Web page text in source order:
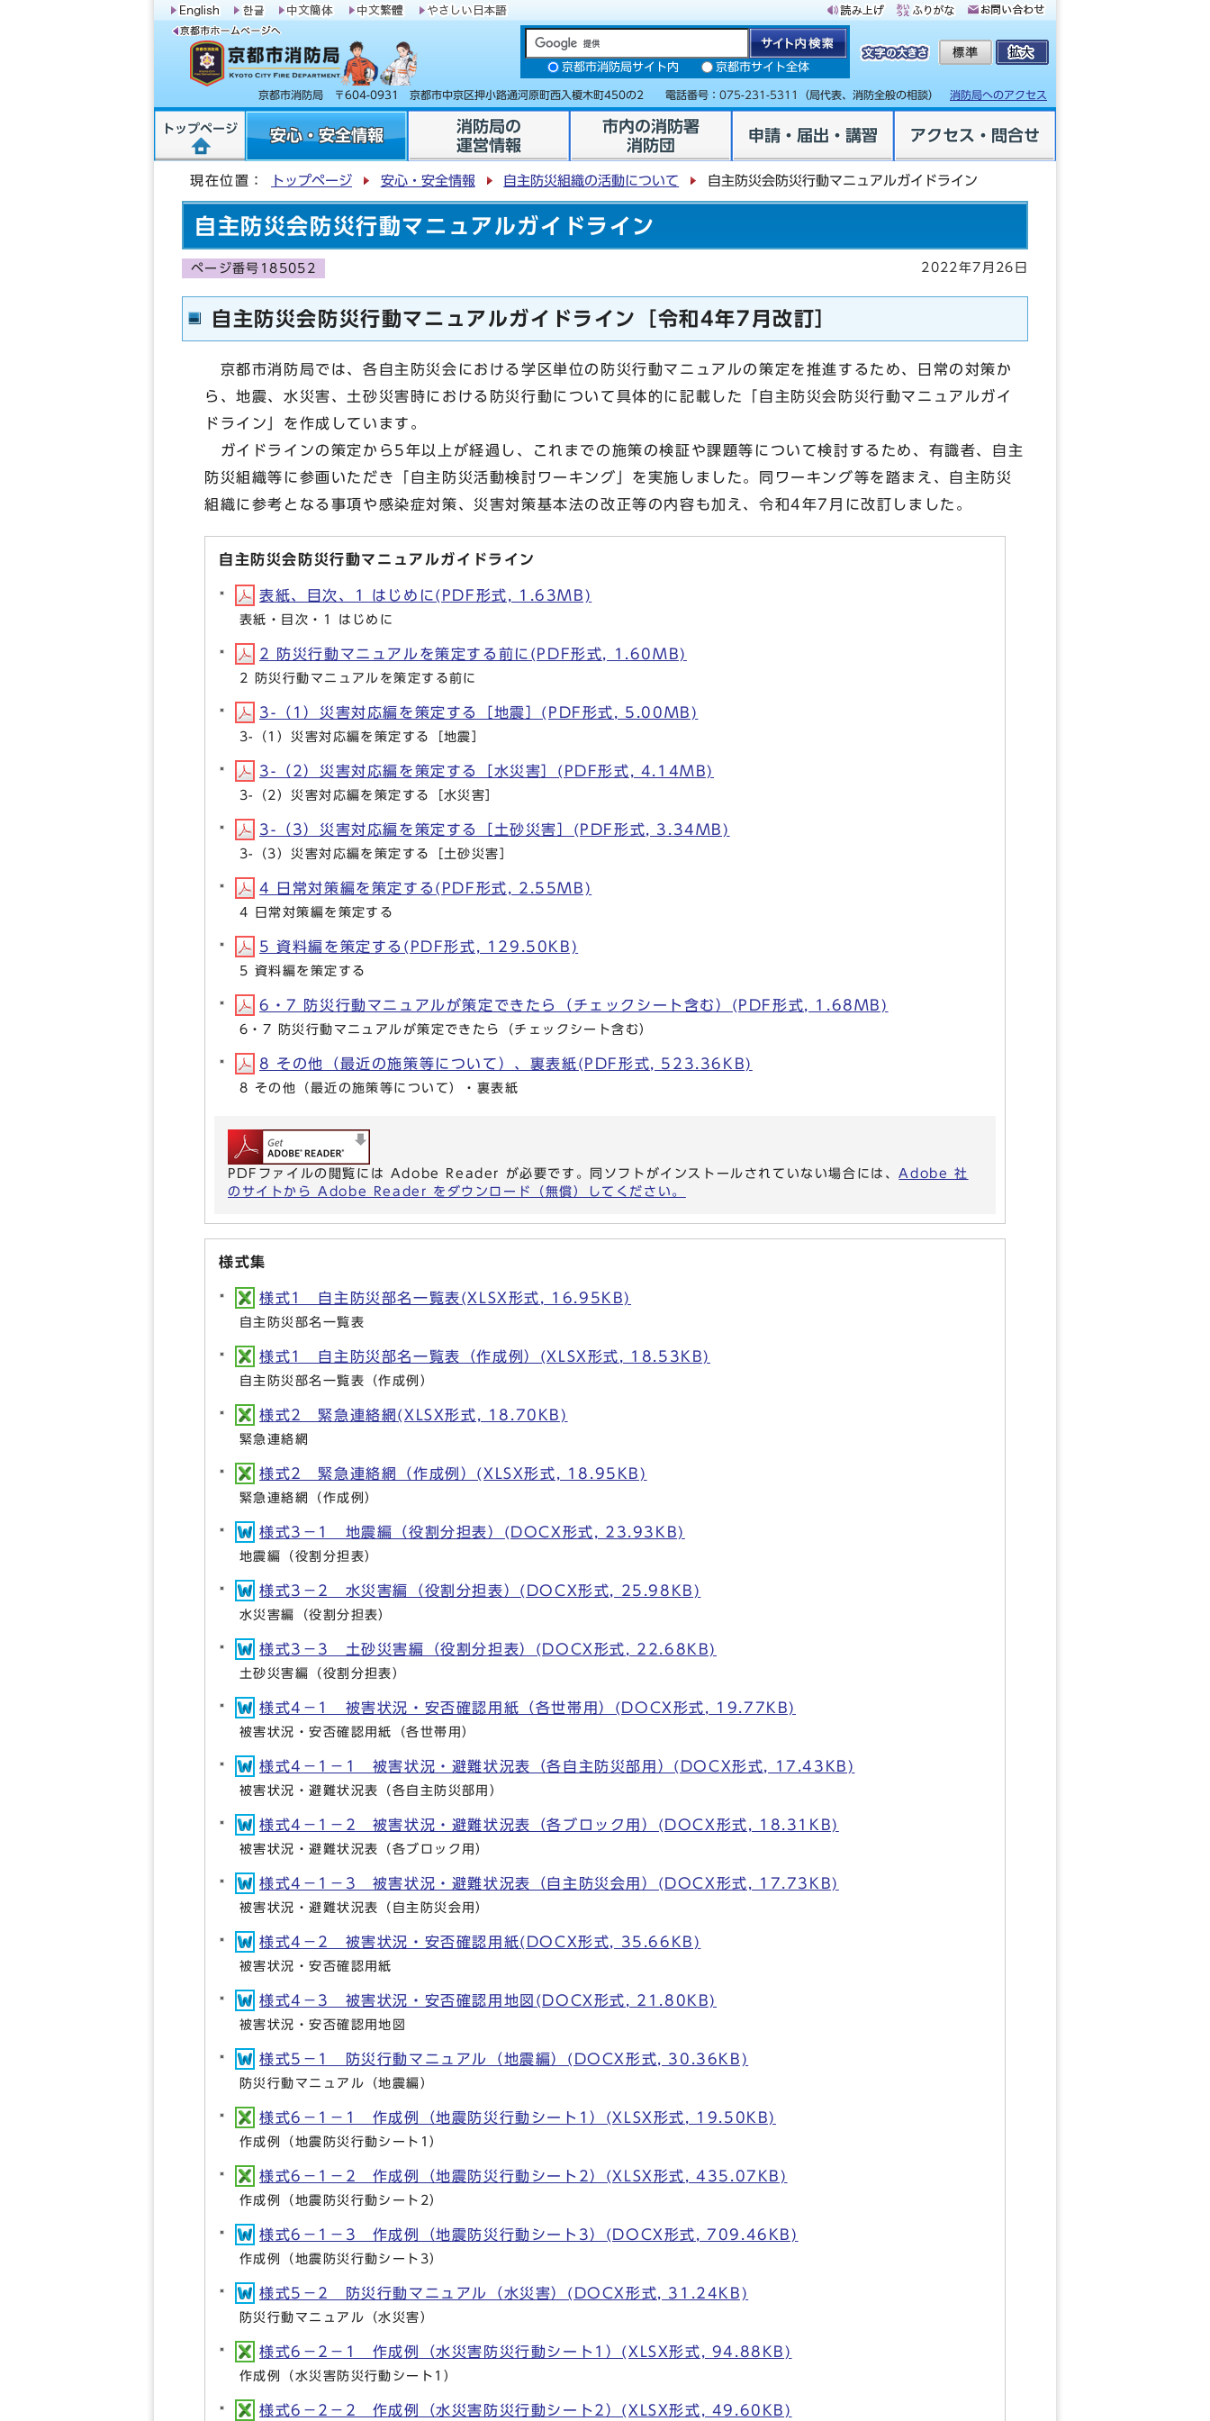
京都市消防局サイト内 京都市サイト全体
京都市消防局 〒604-0931 京都市中京区押小路通河原町西入榎木町450の2 電話番号： 075-231-5311 （局代表、消防全般の相談） 消防局へのアクセス
トップページ 安心・安全情報
消防局の
運営情報
市内の消防署
消防団
申請・届出・講習 アクセス・問合せ
現在位置： トップページ 安心・安全情報 自主防災組織の活動について 自主防災会防災行動マニュアルガイドライン
自主防災会防災行動マニュアルガイドライン
ページ番号185052 2022年7月26日
自主防災会防災行動マニュアルガイドライン［令和4年7月改訂］
京都市消防局では、各自主防災会における学区単位の防災行動マニュアルの策定を推進するため、日常の対策か
ら、地震、水災害、土砂災害時における防災行動について具体的に記載した「自主防災会防災行動マニュアルガイ
ドライン」を作成しています。
ガイドラインの策定から5年以上が経過し、これまでの施策の検証や課題等について検討するため、有識者、自主
防災組織等に参画いただき「自主防災活動検討ワーキング」を実施しました。同ワーキング等を踏まえ、自主防災
組織に参考となる事項や感染症対策、災害対策基本法の改正等の内容も加え、令和4年7月に改訂しました。
自主防災会防災行動マニュアルガイドライン
表紙、目次、1 はじめに(PDF形式, 1.63MB)
表紙・目次・1 はじめに
2 防災行動マニュアルを策定する前に(PDF形式, 1.60MB)
2 防災行動マニュアルを策定する前に
3-（1）災害対応編を策定する［地震］(PDF形式, 5.00MB)
3-（1）災害対応編を策定する［地震］
3-（2）災害対応編を策定する［水災害］(PDF形式, 4.14MB)
3-（2）災害対応編を策定する［水災害］
3-（3）災害対応編を策定する［土砂災害］(PDF形式, 3.34MB)
3-（3）災害対応編を策定する［土砂災害］
4 日常対策編を策定する(PDF形式, 2.55MB)
4 日常対策編を策定する
5 資料編を策定する(PDF形式, 129.50KB)
5 資料編を策定する
6・7 防災行動マニュアルが策定できたら（チェックシート含む）(PDF形式, 1.68MB)
6・7 防災行動マニュアルが策定できたら（チェックシート含む）
8 その他（最近の施策等について）、裏表紙(PDF形式, 523.36KB)
8 その他（最近の施策等について）・裏表紙
PDFファイルの閲覧には Adobe Reader が必要です。同ソフトがインストールされていない場合には、Adobe 社
のサイトから Adobe Reader をダウンロード（無償）してください。
様式集
様式1 自主防災部名一覧表(XLSX形式, 16.95KB)
自主防災部名一覧表
様式1 自主防災部名一覧表（作成例）(XLSX形式, 18.53KB)
自主防災部名一覧表（作成例）
様式2 緊急連絡網(XLSX形式, 18.70KB)
緊急連絡網
様式2 緊急連絡網（作成例）(XLSX形式, 18.95KB)
緊急連絡網（作成例）
様式3－1 地震編（役割分担表）(DOCX形式, 23.93KB)
地震編（役割分担表）
様式3－2 水災害編（役割分担表）(DOCX形式, 25.98KB)
水災害編（役割分担表）
様式3－3 土砂災害編（役割分担表）(DOCX形式, 22.68KB)
土砂災害編（役割分担表）
様式4－1 被害状況・安否確認用紙（各世帯用）(DOCX形式, 19.77KB)
被害状況・安否確認用紙（各世帯用）
様式4－1－1 被害状況・避難状況表（各自主防災部用）(DOCX形式, 17.43KB)
被害状況・避難状況表（各自主防災部用）
様式4－1－2 被害状況・避難状況表（各ブロック用）(DOCX形式, 18.31KB)
被害状況・避難状況表（各ブロック用）
様式4－1－3 被害状況・避難状況表（自主防災会用）(DOCX形式, 17.73KB)
被害状況・避難状況表（自主防災会用）
様式4－2 被害状況・安否確認用紙(DOCX形式, 35.66KB)
被害状況・安否確認用紙
様式4－3 被害状況・安否確認用地図(DOCX形式, 21.80KB)
被害状況・安否確認用地図
様式5－1 防災行動マニュアル（地震編）(DOCX形式, 30.36KB)
防災行動マニュアル（地震編）
様式6－1－1 作成例（地震防災行動シート1）(XLSX形式, 19.50KB)
作成例（地震防災行動シート1）
様式6－1－2 作成例（地震防災行動シート2）(XLSX形式, 435.07KB)
作成例（地震防災行動シート2）
様式6－1－3 作成例（地震防災行動シート3）(DOCX形式, 709.46KB)
作成例（地震防災行動シート3）
様式5－2 防災行動マニュアル（水災害）(DOCX形式, 31.24KB)
防災行動マニュアル（水災害）
様式6－2－1 作成例（水災害防災行動シート1）(XLSX形式, 94.88KB)
作成例（水災害防災行動シート1）
様式6－2－2 作成例（水災害防災行動シート2）(XLSX形式, 49.60KB)